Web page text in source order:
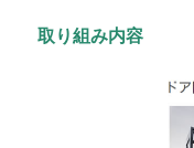
取り組み内容